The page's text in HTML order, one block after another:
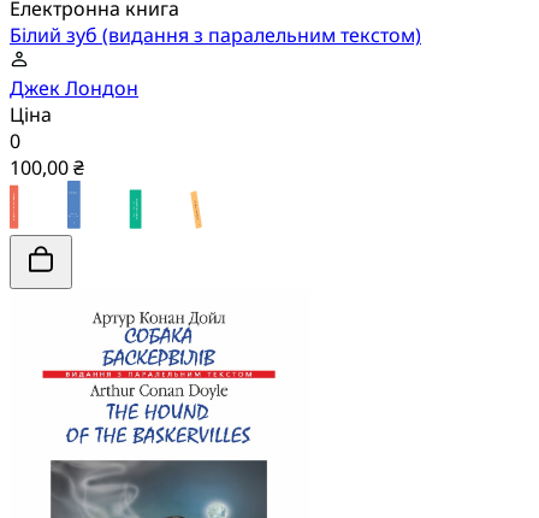
Електронна книга
Білий зуб (видання з паралельним текстом)
Джек Лондон
Ціна
0
100,00 ₴